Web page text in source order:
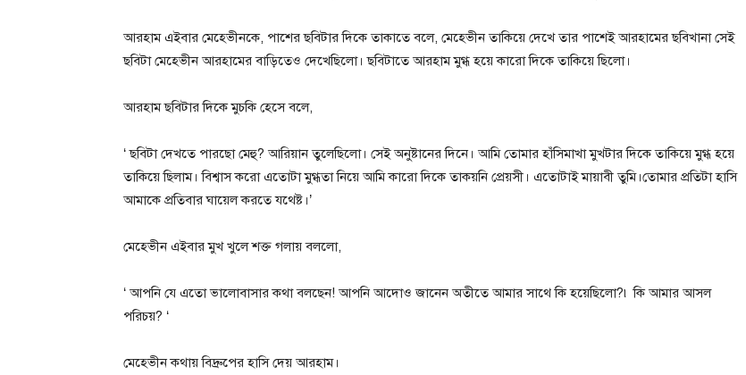
আরহাম এইবার মেহেভীনকে, পাশের ছবিটার দিকে তাকাতে বলে, মেহেভীন তাকিয়ে দেখে তার পাশেই আরহামের ছবিখানা সেই
ছবিটা মেহেভীন আরহামের বাড়িতেও দেখেছিলো। ছবিটাতে আরহাম মুগ্ধ হয়ে কারো দিকে তাকিয়ে ছিলো।
আরহাম ছবিটার দিকে মুচকি হেসে বলে,
‘ ছবিটা দেখতে পারছো মেহু? আরিয়ান তুলেছিলো। সেই অনুষ্টানের দিনে। আমি তোমার হাঁসিমাখা মুখটার দিকে তাকিয়ে মুগ্ধ হয়ে
তাকিয়ে ছিলাম। বিশ্বাস করো এতোটা মুগ্ধতা নিয়ে আমি কারো দিকে তাকয়নি প্রেয়সী। এতোটাই মায়াবী তুমি।তোমার প্রতিটা হাসি
আমাকে প্রতিবার ঘায়েল করতে যথেষ্ট।’
মেহেভীন এইবার মুখ খুলে শক্ত গলায় বললো,
‘ আপনি যে এতো ভালোবাসার কথা বলছেন! আপনি আদোও জানেন অতীতে আমার সাথে কি হয়েছিলো?৷ কি আমার আসল
পরিচয়? ‘
মেহেভীন কথায় বিদ্রুপের হাসি দেয় আরহাম।